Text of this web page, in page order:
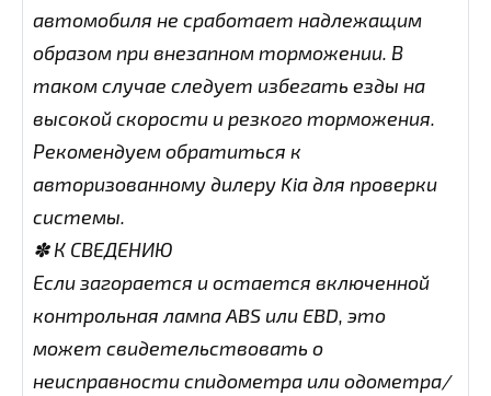
автомобиля не сработает надлежащим
образом при внезапном торможении. В
таком случае следует избегать езды на
высокой скорости и резкого торможения.
Рекомендуем обратиться к
авторизованному дилеру Kia для проверки
системы.
✽ К СВЕДЕНИЮ
Если загорается и остается включенной
контрольная лампа ABS или EBD, это
может свидетельствовать о
неисправности спидометра или одометра/